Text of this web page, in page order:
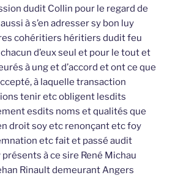
dudit Collin pour le regard de
à s’en adresser sy bon luy
cohéritiers héritiers dudit feu
d’eux seul et pour le tout et
à ung et d’accord et ont ce que
à laquelle transaction
tenir etc obligent lesdits
esdits noms et qualités que
droit soy etc renonçant etc foy
etc fait et passé audit
à ce sire René Michau
Rinault demeurant Angers